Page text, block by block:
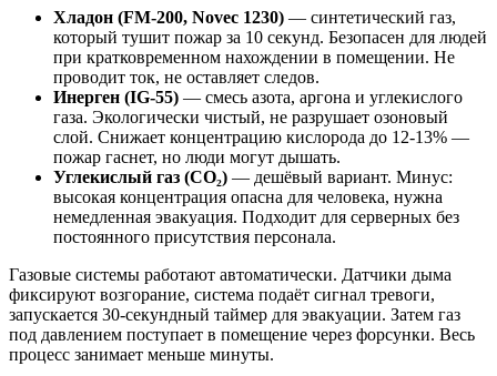
Хладон (FM-200, Novec 1230) — синтетический газ,
который тушит пожар за 10 секунд. Безопасен для людей
при кратковременном нахождении в помещении. Не
проводит ток, не оставляет следов.
Инерген (IG-55) — смесь азота, аргона и углекислого
газа. Экологически чистый, не разрушает озоновый
слой. Снижает концентрацию кислорода до 12-13% —
пожар гаснет, но люди могут дышать.
Углекислый газ (CO₂) — дешёвый вариант. Минус:
высокая концентрация опасна для человека, нужна
немедленная эвакуация. Подходит для серверных без
постоянного присутствия персонала.
Газовые системы работают автоматически. Датчики дыма
фиксируют возгорание, система подаёт сигнал тревоги,
запускается 30-секундный таймер для эвакуации. Затем газ
под давлением поступает в помещение через форсунки. Весь
процесс занимает меньше минуты.